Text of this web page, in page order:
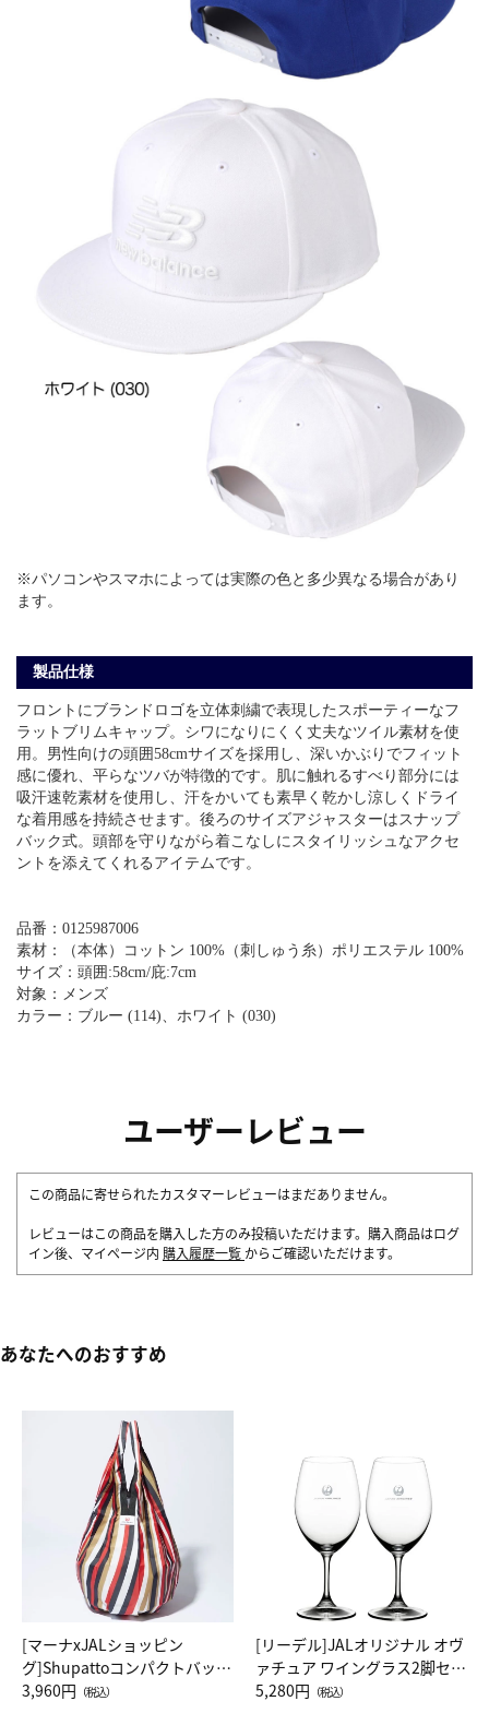
※パソコンやスマホによっては実際の色と多少異なる場合があり
ます。
製品仕様
フロントにブランドロゴを立体刺繍で表現したスポーティーなフ
ラットブリムキャップ。シワになりにくく丈夫なツイル素材を使
用。男性向けの頭囲58cmサイズを採用し、深いかぶりでフィット
感に優れ、平らなツバが特徴的です。肌に触れるすべり部分には
吸汗速乾素材を使用し、汗をかいても素早く乾かし涼しくドライ
な着用感を持続させます。後ろのサイズアジャスターはスナップ
バック式。頭部を守りながら着こなしにスタイリッシュなアクセ
ントを添えてくれるアイテムです。
品番：0125987006
素材：（本体）コットン 100%（刺しゅう糸）ポリエステル 100%
サイズ：頭囲:58cm/庇:7cm
対象：メンズ
カラー：ブルー (114)、ホワイト (030)
ユーザーレビュー
この商品に寄せられたカスタマーレビューはまだありません。
レビューはこの商品を購入した方のみ投稿いただけます。購入商品はログ
イン後、マイページ内 購入履歴一覧 からご確認いただけます。
あなたへのおすすめ
[マーナxJALショッピン
グ]Shupattoコンパクトバッグ
Drop JAL客室乗務員（LC）ス
3,960円 （税込）
[リーデル]JALオリジナル オヴ
ァチュア ワイングラス2脚セッ
ト（レッドワイン）
5,280円 （税込）